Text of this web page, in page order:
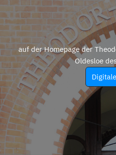
auf der Homepage der
Oldesloe